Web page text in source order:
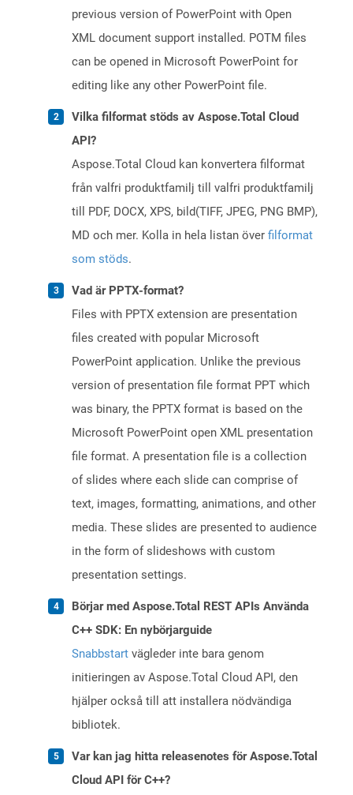
previous version of PowerPoint with Open
XML document support installed. POTM files
can be opened in Microsoft PowerPoint for
editing like any other PowerPoint file.
Vilka filformat stöds av Aspose.Total Cloud
API?
Aspose.Total Cloud kan konvertera filformat
från valfri produktfamilj till valfri produktfamilj
till PDF, DOCX, XPS, bild(TIFF, JPEG, PNG BMP),
MD och mer. Kolla in hela listan över filformat
som stöds.
Vad är PPTX-format?
Files with PPTX extension are presentation
files created with popular Microsoft
PowerPoint application. Unlike the previous
version of presentation file format PPT which
was binary, the PPTX format is based on the
Microsoft PowerPoint open XML presentation
file format. A presentation file is a collection
of slides where each slide can comprise of
text, images, formatting, animations, and other
media. These slides are presented to audience
in the form of slideshows with custom
presentation settings.
Börjar med Aspose.Total REST APIs Använda
C++ SDK: En nybörjarguide
Snabbstart vägleder inte bara genom
initieringen av Aspose.Total Cloud API, den
hjälper också till att installera nödvändiga
bibliotek.
Var kan jag hitta releasenotes för Aspose.Total
Cloud API för C++?